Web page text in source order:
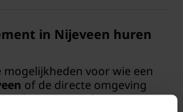
in Nijeveen huren
mogelijkheden voor wie een
of de directe omgeving
comfort met een